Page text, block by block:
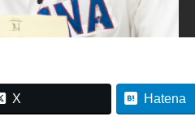
X Hatena